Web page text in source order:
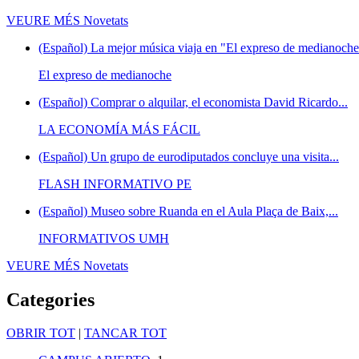
VEURE MÉS Novetats
(Español) La mejor música viaja en "El expreso de
El expreso de medianoche
(Español) Comprar o alquilar, el economista David Ricardo...
LA ECONOMÍA MÁS FÁCIL
(Español) Un grupo de eurodiputados concluye una visita...
FLASH INFORMATIVO PE
(Español) Museo sobre Ruanda en el Aula Plaça de Baix,...
INFORMATIVOS UMH
VEURE MÉS Novetats
Categories
OBRIR TOT | TANCAR TOT